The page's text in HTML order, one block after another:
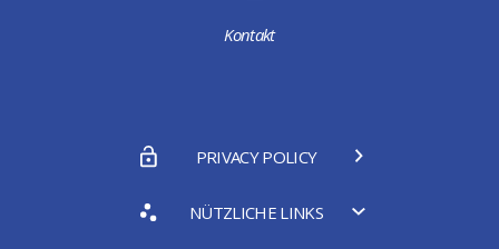
Kontakt
PRIVACY POLICY
NÜTZLICHE LINKS